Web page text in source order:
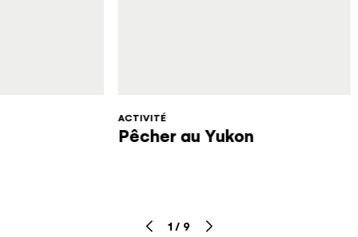
ACTIVITÉ
Pêcher au Yukon
1 / 9